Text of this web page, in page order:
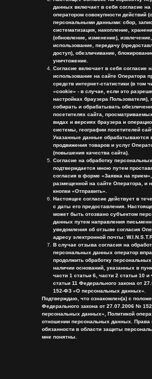
данных включает в себя согласие
оператором совокупности действий
персональными данными: сбор,
систематизация, накопление,
(обновление, изменение), извлечение,
использование, передачу
доступ), обезличивание,
уничтожение.
Согласие включает в себя согласие
использование на сайте Оператора
средств интернет-статистики (в том
«cookie» - в случае, если это
настройках браузера
собирать и обрабатывать
посетителях сайта,
видах и версиях браузера и
системы, географии посетителей
Указанные данные обрабатываются
продвижения товаров и услуг
(повышения качества сайта).
Согласие на обработку
подтверждается мною путем
согласия в форме «Заявка на прием»,
размещенной на сайте Оператора, и
кнопки «Отправить».
Настоящее согласие действует в
с даты его предоставления.
может быть отозвано субъектом
данных путем направления
уведомления об отзыве согласия
адресу электронной почты:
В случае отзыва согласия на
персональных данных оператор
продолжить обработку
наличии оснований, указанных в
части 1 статьи 6, части 2 статьи 10 и
статьи 11 Федерального закона от
152-ФЗ «О персональных данных».
Подтверждаю, что ознакомлен(а) с
Федерального закона от 27.07.2006 №
персональных данных», Политикой
отношении персональных данных. Права
обязанности в области защиты
мне понятны.